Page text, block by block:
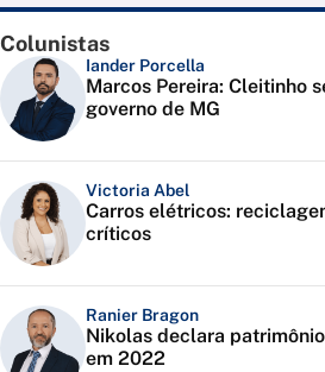
Colunistas
Iander Porcella
Marcos Pereira: Cleitinho
governo de MG
Victoria Abel
Carros elétricos:
críticos
Ranier Bragon
Nikolas declara
em 2022